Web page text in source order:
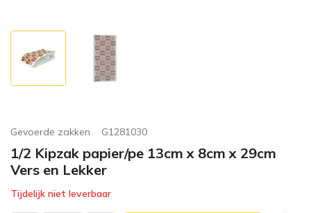
Gevoerde zakken G1281030
1/2 Kipzak papier/pe 13cm x 8cm x 29cm
Vers en Lekker
Tijdelijk niet leverbaar